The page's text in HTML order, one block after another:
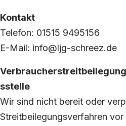
Kontakt
Telefon: 01515 9495156
E-Mail: info@ljg-schreez.de
sstelle
Wir sind nicht bereit oder
Streitbeilegungsverfahren vor